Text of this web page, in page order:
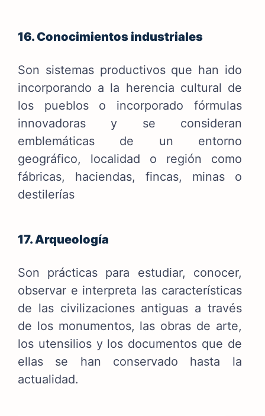
16. Conocimientos industriales
Son sistemas productivos que han ido
incorporando a la herencia cultural de
los pueblos o incorporado fórmulas
innovadoras y se consideran
emblemáticas de un entorno
geográfico, localidad o región como
fábricas, haciendas, fincas, minas o
destilerías
17. Arqueología
Son prácticas para estudiar, conocer,
observar e interpreta las características
de las civilizaciones antiguas a través
de los monumentos, las obras de arte,
los utensilios y los documentos que de
ellas se han conservado hasta la
actualidad.